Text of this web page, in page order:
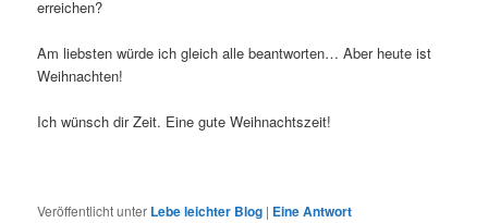
erreichen?
Am liebsten würde ich gleich alle beantworten… Aber heute ist
Weihnachten!
Ich wünsch dir Zeit. Eine gute Weihnachtszeit!
Veröffentlicht unter Lebe leichter Blog | EineAntwort